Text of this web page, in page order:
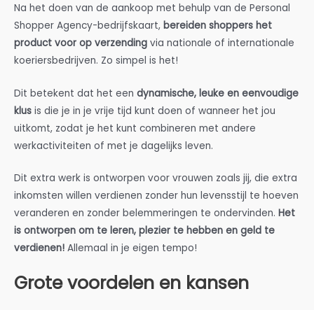
Na het doen van de aankoop met behulp van de Personal
Shopper Agency-bedrijfskaart, bereiden shoppers het
product voor op verzending via nationale of internationale
koeriersbedrijven. Zo simpel is het!
Dit betekent dat het een dynamische, leuke en eenvoudige
klus is die je in je vrije tijd kunt doen of wanneer het jou
uitkomt, zodat je het kunt combineren met andere
werkactiviteiten of met je dagelijks leven.
Dit extra werk is ontworpen voor vrouwen zoals jij, die extra
inkomsten willen verdienen zonder hun levensstijl te hoeven
veranderen en zonder belemmeringen te ondervinden. Het
is ontworpen om te leren, plezier te hebben en geld te
verdienen! Allemaal in je eigen tempo!
Grote voordelen en kansen